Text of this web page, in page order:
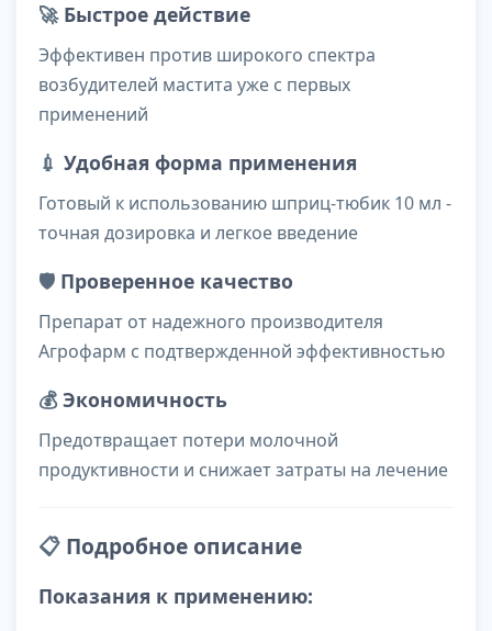
🚀 Быстрое действие
Эффективен против широкого спектра
возбудителей мастита уже с первых
применений
💉 Удобная форма применения
Готовый к использованию шприц-тюбик 10 мл -
точная дозировка и легкое введение
🛡️ Проверенное качество
Препарат от надежного производителя
Агрофарм с подтвержденной эффективностью
💰 Экономичность
Предотвращает потери молочной
продуктивности и снижает затраты на лечение
📋 Подробное описание
Показания к применению: